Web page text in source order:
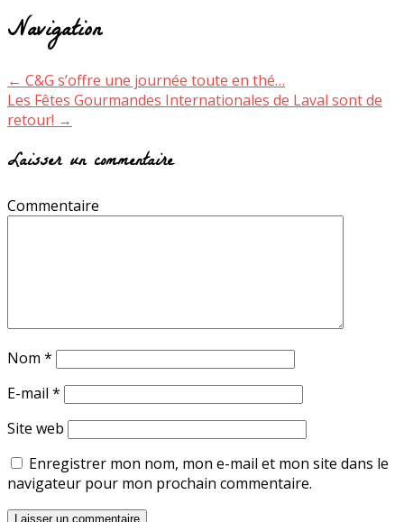
Navigation
← C&G s’offre une journée toute en thé…
Les Fêtes Gourmandes Internationales de Laval sont de
retour! →
Laisser un commentaire
Commentaire
Nom *
E-mail *
Site web
Enregistrer mon nom, mon e-mail et mon site dans le
navigateur pour mon prochain commentaire.